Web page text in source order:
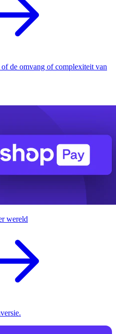
de omvang of complexiteit van
wereld